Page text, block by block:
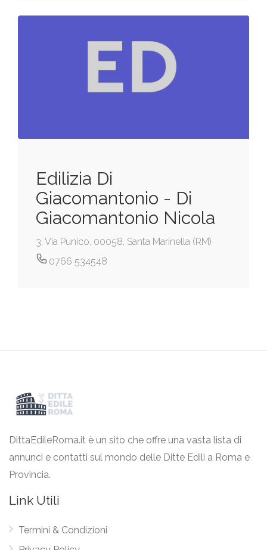
Edilizia Di
Giacomantonio - Di
Giacomantonio Nicola
3, Via Punico, 00058, Santa Marinella (RM)
0766 534548
DittaEdileRoma.it è un sito che offre una vasta lista di
annunci e contatti sul mondo delle Ditte Edili a Roma e
Provincia.
Link Utili
Termini & Condizioni